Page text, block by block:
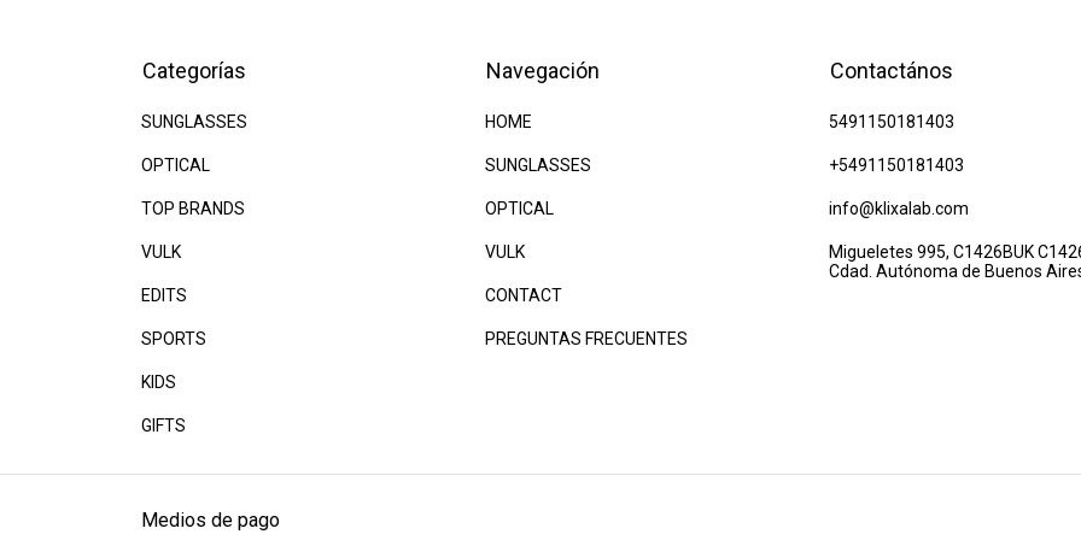
Categorías
SUNGLASSES
OPTICAL
TOP BRANDS
VULK
EDITS
SPORTS
KIDS
GIFTS
Navegación
HOME
SUNGLASSES
OPTICAL
VULK
CONTACT
PREGUNTAS FRECUENTES
Contactános
5491150181403
+5491150181403
info@klixalab.com
Migueletes 995, C1426BUK
Cdad. Autónoma de Buenos
Medios de pago